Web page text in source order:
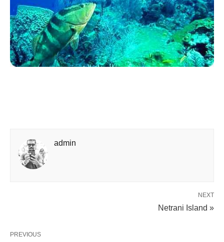
admin
NEXT
Netrani Island »
PREVIOUS